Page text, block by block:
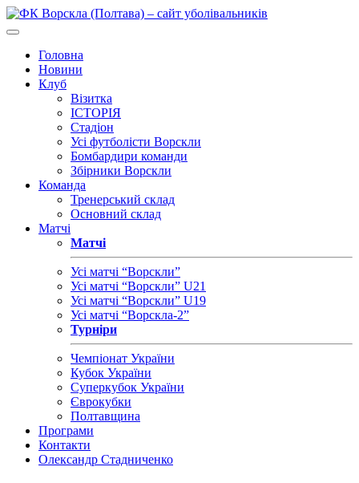
Головна
Новини
Клуб
Візитка
ІСТОРІЯ
Стадіон
Усі футболісти Ворскли
Бомбардири команди
Збірники Ворскли
Команда
Тренерський склад
Основний склад
Матчі
Матчі
Усі матчі “Ворскли”
Усі матчі “Ворскли” U21
Усі матчі “Ворскли” U19
Усі матчі “Ворскла-2”
Турніри
Чемпіонат України
Кубок України
Суперкубок України
Єврокубки
Полтавщина
Програми
Контакти
Олександр Стадниченко